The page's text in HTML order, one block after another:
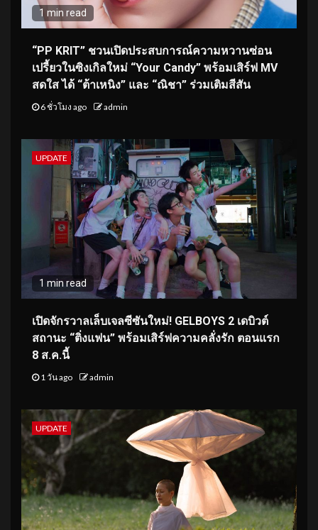
1 min read
“PP KRIT” ชวนเปิดประสบการณ์ความหวานซ่อน
เปรี้ยวในซิงเกิลใหม่ “Your Candy” พร้อมเสิร์ฟ MV
สดใส ได้ “ต้าเหนิง” และ “ณิชา” ร่วมเติมสีสัน
6 ชั่วโมง ago admin
UPDATE
1 min read
เปิดจักรวาลเล็บเจลซีซันใหม่! GELBOYS 2 เดบิวต์
สถานะ “ติ่งแฟน” พร้อมเสิร์ฟความคลั่งรัก ตอนแรก
8 ส.ค.นี้
1 วัน ago admin
UPDATE